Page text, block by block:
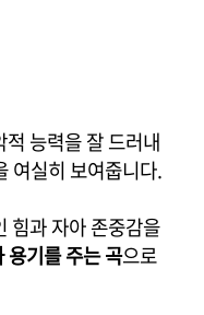
능력을 잘 드러내
여실히 보여줍니다.
과 자아 존중감을
용기를 주는 곡으로